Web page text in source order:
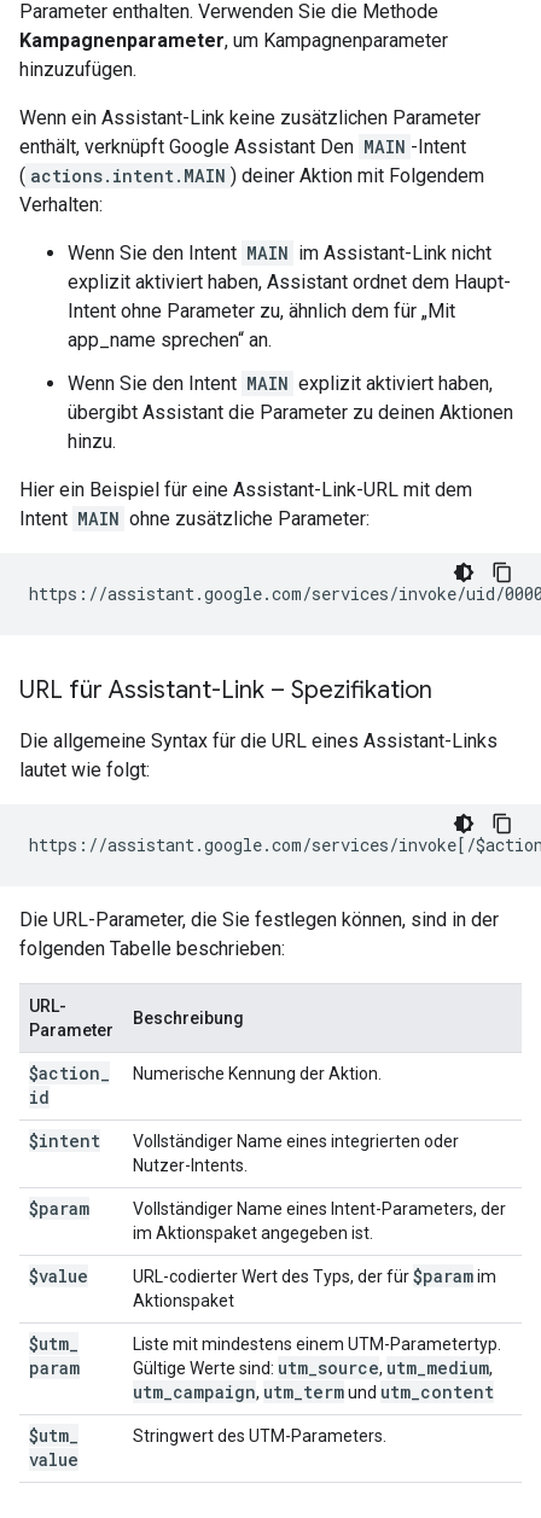
Parameter enthalten. Verwenden Sie die Methode
Kampagnenparameter, um Kampagnenparameter
hinzuzufügen.
Wenn ein Assistant-Link keine zusätzlichen Parameter
enthält, verknüpft Google Assistant Den MAIN -Intent
( actions.intent.MAIN ) deiner Aktion mit Folgendem
Verhalten:
Wenn Sie den Intent MAIN im Assistant-Link nicht
explizit aktiviert haben, Assistant ordnet dem Haupt-
Intent ohne Parameter zu, ähnlich dem für „Mit
app_name sprechen“ an.
Wenn Sie den Intent MAIN explizit aktiviert haben,
übergibt Assistant die Parameter zu deinen Aktionen
hinzu.
Hier ein Beispiel für eine Assistant-Link-URL mit dem
Intent MAIN ohne zusätzliche Parameter:
URL für Assistant-Link – Spezifikation
Die allgemeine Syntax für die URL eines Assistant-Links
lautet wie folgt:
Die URL-Parameter, die Sie festlegen können, sind in der
folgenden Tabelle beschrieben:
URL-
Parameter
Beschreibung
$action
id
Numerische Kennung der Aktion.
$intent
Vollständiger Name eines integrierten oder
Nutzer-Intents.
$param
Vollständiger Name eines Intent-Parameters, der
im Aktionspaket angegeben ist.
$value URL-codierter Wert des Typs, der für$paramim
Aktionspaket
$utm
param
Liste mit mindestens einem UTM-Parametertyp.
Gültige Werte sind: utm source, utm medium,
utm campaign, utm termund utm content
$utm
value
Stringwert des UTM-Parameters.